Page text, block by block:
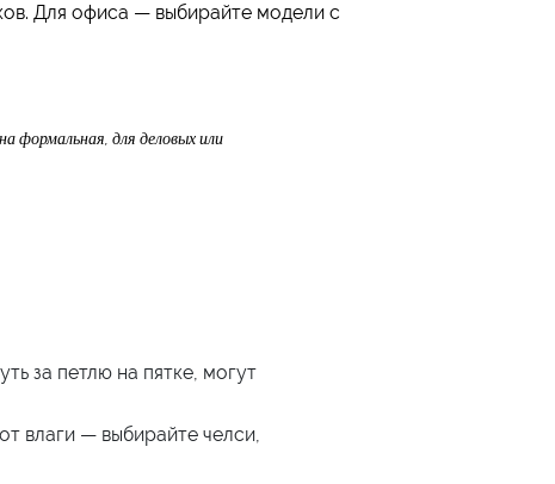
Для офиса — выбирайте модели с
формальная, для деловых или
за петлю на пятке, могут
влаги — выбирайте челси,